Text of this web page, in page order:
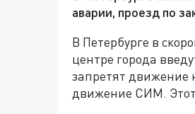
аварии, проезд по
В Петербурге в
центре города
запретят движение
движение СИМ. Этот